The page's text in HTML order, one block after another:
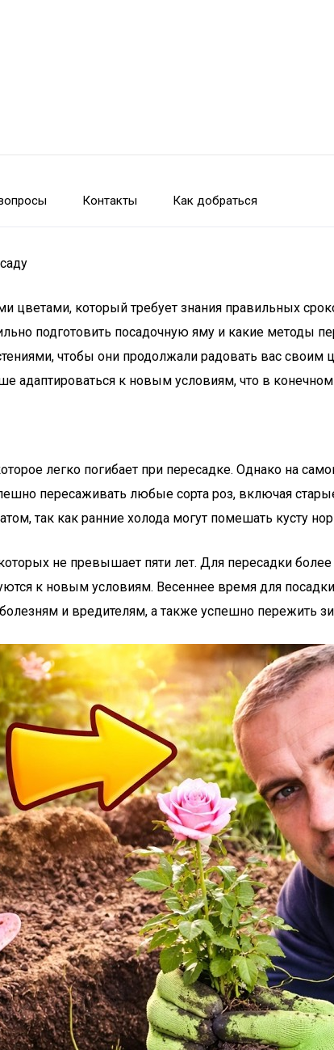
Контакты Как добраться
который требует знания правильных
подготовить посадочную яму и какие методы
чтобы они продолжали радовать вас своим
адаптироваться к новым условиям, что в
легко погибает при пересадке. Однако на
пересаживать любые сорта роз, включая
так как ранние холода могут помешать кусту
не превышает пяти лет. Для пересадки
к новым условиям. Весеннее время для
и вредителям, а также успешно пережить